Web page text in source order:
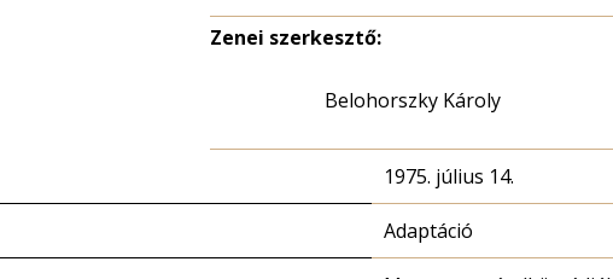
Zenei szerkesztő:
Belohorszky Károly
1975. július 14.
Adaptáció